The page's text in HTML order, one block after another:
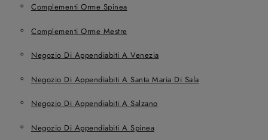
Complementi Orme Spinea
Complementi Orme Mestre
Negozio Di Appendiabiti A Venezia
Negozio Di Appendiabiti A Santa Maria Di Sala
Negozio Di Appendiabiti A Salzano
Negozio Di Appendiabiti A Spinea